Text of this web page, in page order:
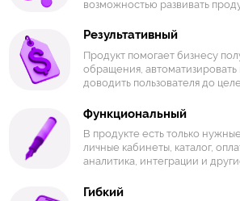
возможностью развивать
Результативный
Продукт помогает бизнесу
обращения,
доводить пользователя до
Функциональный
В продукте есть только
личные кабинеты, каталог,
аналитика, интеграции и
Гибкий